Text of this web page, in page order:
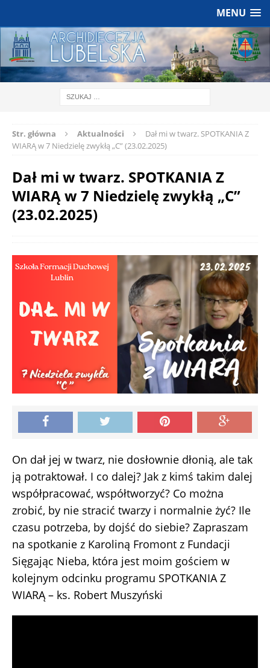
MENU
Str. główna Aktualności
Dał mi w twarz. SPOTKANIA Z
WIARĄ w 7 Niedzielę zwykłą „C” (23.02.2025)
Dał mi w twarz. SPOTKANIA Z
WIARĄ w 7 Niedzielę zwykłą „C”
(23.02.2025)
On dał jej w twarz, nie dosłownie dłonią, ale tak
ją potraktował. I co dalej? Jak z kimś takim dalej
współpracować, współtworzyć? Co można
zrobić, by nie stracić twarzy i normalnie żyć? Ile
czasu potrzeba, by dojść do siebie? Zapraszam
na spotkanie z Karoliną Fromont z Fundacji
Sięgając Nieba, która jest moim gościem w
kolejnym odcinku programu SPOTKANIA Z
WIARĄ – ks. Robert Muszyński